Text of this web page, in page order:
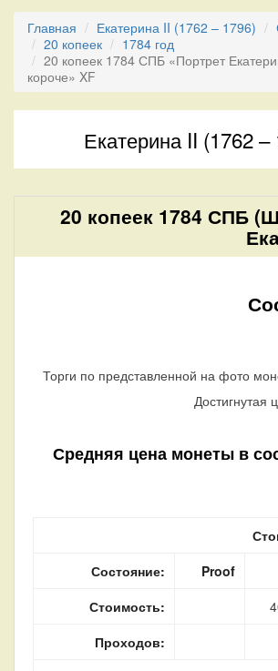
Главная Екатерина II (1762 – 1796)
20 копеек
1784 год
20 копеек 1784 СПБ «Портрет
короче» XF
Екатерина II (1762 –
20 копеек 1784 СПБ
Торги по представленной на фото
Достигнутая
Средняя цена монеты в
Состояние:
Proof
Стоимость:
Проходов: